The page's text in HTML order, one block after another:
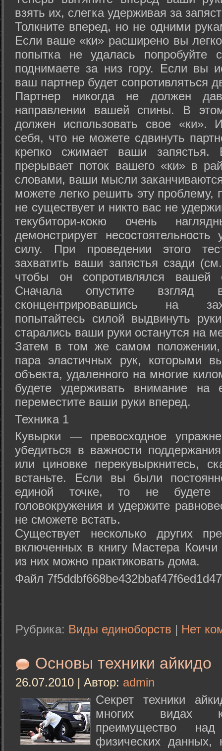
взять их, слегка удерживая за
Толкните вперед, но не одними
Если ваше «ки» расширено вы
попытка не удалась попробуйте
поднимаете за низ гору. Если вы
ваш партнер будет сопротивляться
Партнер никогда не должен
направлении вашей спины. В
должен использовать свое «ки».
себя, что не можете сдвинуть
крепко сжимает ваши запястья.
прерывает поток вашего «ки» в
словами, ваши мысли
можете легко решить эту проблему,
не существует и никто вас не
текубитори-кокю очень
демонстрирует
силу. При проведении этого
захватить ваши запястья сзади
чтобы он сопротивлялся вашей
Сначала опустите
сконцентрировавшись на
попытайтесь силой выдвинуть
старались ваши руки останутся на
Затем в том же самом положении,
пара эластичных рук, которыми
объекта, удаленного на многие
будете удерживать внимание на
переместите ваши руки вперед.
Техника 1
Кувырки — превосходное
убедиться в важности
или циновке перекувыркнитесь,
встаньте. Если вы были
единой точке, то не будете
головокружения и удержите
не сможете встать.
Существует несколько других
включенных в книгу Мастера
из них можно практиковать дома.
Файл
Рубрика: Виды единоборств | Нет
Основы техники айкидо
26.07.2010 | Автор: admin
Секрет техники
многих видах
преимущество
физических данных,